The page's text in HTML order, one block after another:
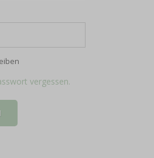
vergessen.